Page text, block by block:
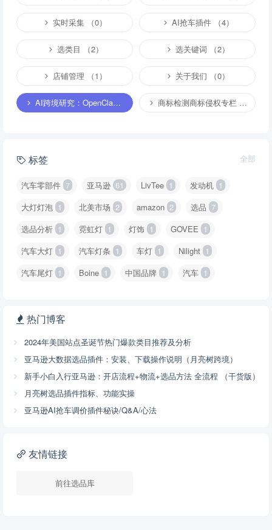
实时采集 （0） AI抢车插件 （4）
选类目 （2） 选关键词 （2）
店铺管理 （1） 关于我们 （0）
AI跨境研究：OpenClaw小龙虾等应用 （2） 商标检测商标侵权专栏 （1）
标签 全部
汽车零部件 7 亚马逊 61 LivTee 1 发动机 1
大灯灯泡 1 北美市场 2 amazon 2 选品 7
选品分析 1 霓虹灯 1 灯饰 1 GOVEE 1
汽车大灯 1 汽车灯条 1 车灯 1 Nilight 1
汽车尾灯 1 Boine 1 中国品牌 1 汽车 1
热门博客
2024年美国站点圣诞节热门爆款类目推荐及分析
亚马逊大数据选品插件：安装、下载操作说明（月亮树跨境）
新手小白入行亚马逊：开店流程+物流+选品方法 全流程 （干货版）
月亮树选品插件指标、功能实操
亚马逊AI抢车调价插件秘诀/Q&A/心法
友情链接
前往选品库